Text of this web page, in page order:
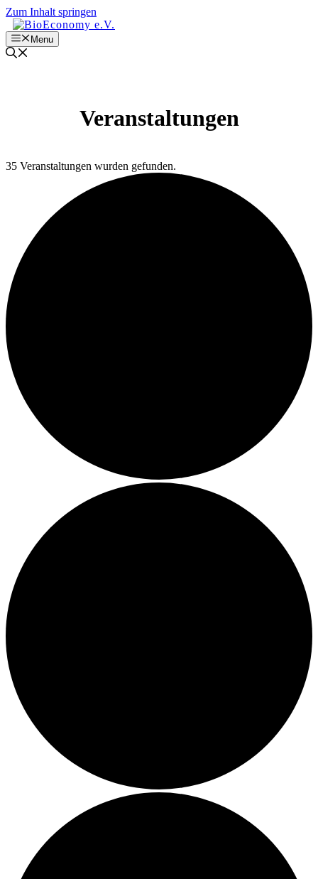
Zum Inhalt springen
Menu
Veranstaltungen
35 Veranstaltungen wurden gefunden.